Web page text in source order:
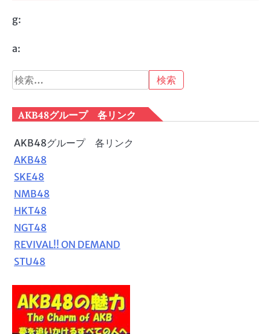
g:
a:
検
索:
AKB48グループ 各リンク
AKB48グループ 各リンク
AKB48
SKE48
NMB48
HKT48
NGT48
REVIVAL!! ON DEMAND
STU48